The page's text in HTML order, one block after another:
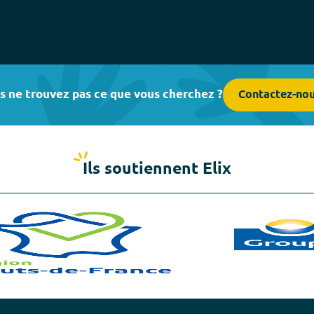
ne trouvez pas ce que vous cherchez ? Contactez-
Ils soutiennent Elix